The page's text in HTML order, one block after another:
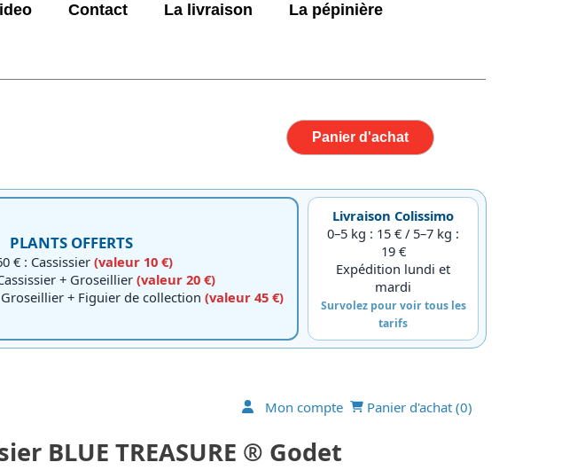
Contact La livraison La pépinière
Panier d'achat
PLANTS OFFERTS
€ : Cassissier(valeur 10 €)
+ Groseillier(valeur 20 €)
Groseillier + Figuier de collection(valeur 45 €)
Livraison Colissimo
0–5 kg : 15 € / 5–7 kg :
19 €
Expédition lundi et
mardi
Survolez pour voir tous les
tarifs
Mon compte Panier d'achat (0)
BLUE TREASURE ® Godet